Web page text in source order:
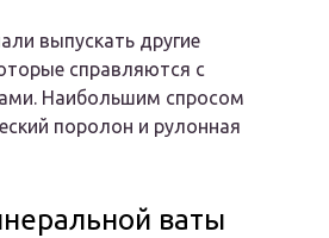
выпускать другие
справляются с
Наибольшим спросом
поролон и рулонная
ваты